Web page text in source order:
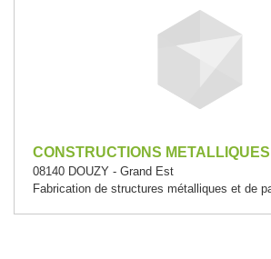
CONSTRUCTIONS
08140 DOUZY - Grand Est
Fabrication de structures métalliques et de